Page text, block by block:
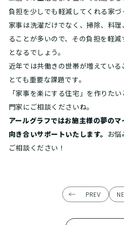
負担を少しでも軽減してくれる家づ
家事は洗濯だけでなく、掃除、料
ることが多いので、その負担を軽
となるでしょう。
近年では共働きの世帯が増えてい
とても重要な課題です。
「家事を楽にする住宅」を作りた
門家にご相談くださいね。
アールグラフではお施主様の夢の
向き合いサポートいたします。 お
ご相談ください！
PREV